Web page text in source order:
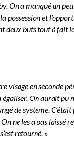
On a manqué un
possession et
deux buts tout à fait
visage en seconde
On aurait pu
de système.
ne les a pas laissé
retourné. »